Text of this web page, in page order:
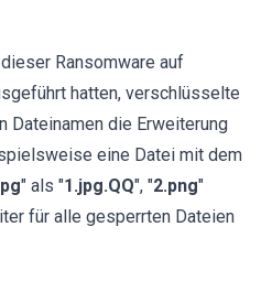
Ransomware auf
hatten, verschlüsselte
Dateinamen die Erweiterung
eine Datei mit dem
" als "1.jpg.QQ", "2.png"
für alle gesperrten Dateien